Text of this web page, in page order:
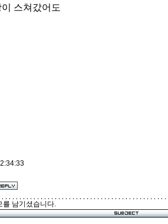
스쳐갔어도
음속 깊이 그댈 받아
워 하지마
그대를 위한 준비였
를 남기셨습니다.